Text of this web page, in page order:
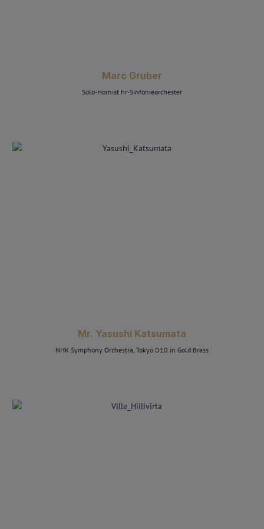
Marc Gruber
Solo-Hornist hr-Sinfonieorchester
Mr. Yasushi Katsumata
NHK Symphony Orchestra, Tokyo D10 in Gold Brass